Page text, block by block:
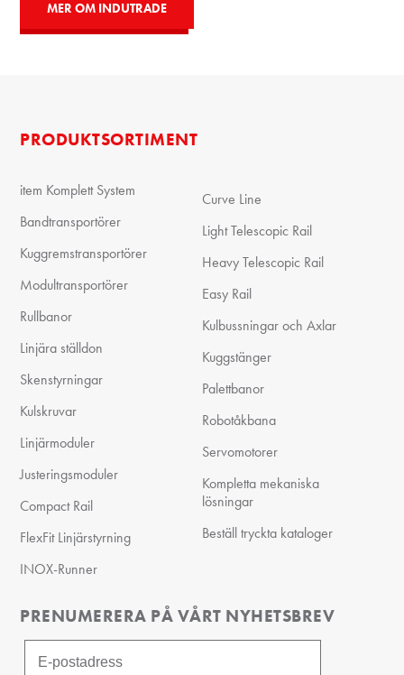
MER OM INDUTRADE
PRODUKTSORTIMENT
item Komplett System
Bandtransportörer
Kuggremstransportörer
Modultransportörer
Rullbanor
Linjära ställdon
Skenstyrningar
Kulskruvar
Linjärmoduler
Justeringsmoduler
Compact Rail
FlexFit Linjärstyrning
INOX-Runner
Curve Line
Light Telescopic Rail
Heavy Telescopic Rail
Easy Rail
Kulbussningar och Axlar
Kuggstänger
Palettbanor
Robotåkbana
Servomotorer
Kompletta mekaniska
lösningar
Beställ tryckta kataloger
PRENUMERERA PÅ VÅRT NYHETSBREV